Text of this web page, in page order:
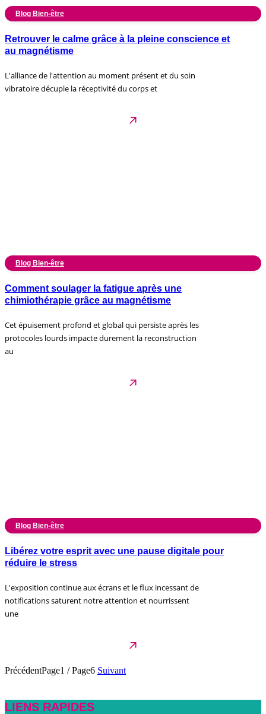
Blog Bien-être
Retrouver le calme grâce à la pleine conscience et
au magnétisme
L'alliance de l'attention au moment présent et du soin
vibratoire décuple la réceptivité du corps et
Blog Bien-être
Comment soulager la fatigue après une
chimiothérapie grâce au magnétisme
Cet épuisement profond et global qui persiste après les
protocoles lourds impacte durement la reconstruction
au
Blog Bien-être
Libérez votre esprit avec une pause digitale pour
réduire le stress
L'exposition continue aux écrans et le flux incessant de
notifications saturent notre attention et nourrissent
une
PrécédentPage1 / Page6 Suivant
LIENS RAPIDES